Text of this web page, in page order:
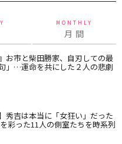
MONTHLY
月 間
お市と柴田勝家、自刃しての最
」…運命を共にした２人の悲劇
秀吉は本当に「女狂い」だった
彩った11人の側室たちを時系列